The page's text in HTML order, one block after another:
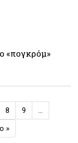
«πογκρόμ»
Σελίδα
8 Σελίδα
9
…
»